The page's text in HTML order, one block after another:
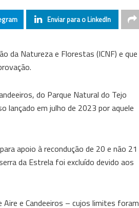
Enviar para o LinkedIn
da Natureza e Florestas (ICNF) e que
do Parque Natural do Tejo
lançado em julho de 2023 por aquele
apoio à recondução de 20 e não 21
da Estrela foi excluído devido aos
Aire e Candeeiros – cujos limites foram